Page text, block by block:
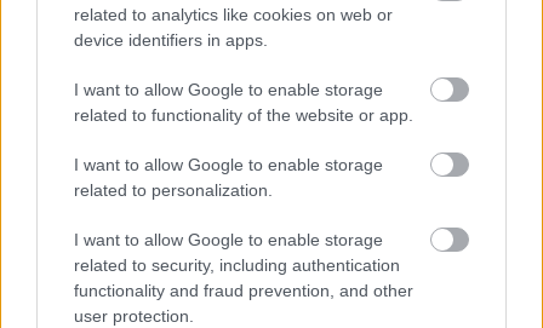
related to analytics like cookies on web or
device identifiers in apps.
I want to allow Google to enable storage
related to functionality of the website or app.
I want to allow Google to enable storage
related to personalization.
I want to allow Google to enable storage
related to security, including authentication
functionality and fraud prevention, and other
user protection.
Etzilbvrg
17 éve
"Az északi irányból támadó sereg 1241. március 12-
én átkelt a Vereckei hágón. A leírások szerint a sereg
nem az országúton tört előre, hanem több ezer szláv
favágó készített neki hadi utat az erdőkön át."
(forrás: wiki)
Elképzelem ezt a több ezer szláv favágót magam